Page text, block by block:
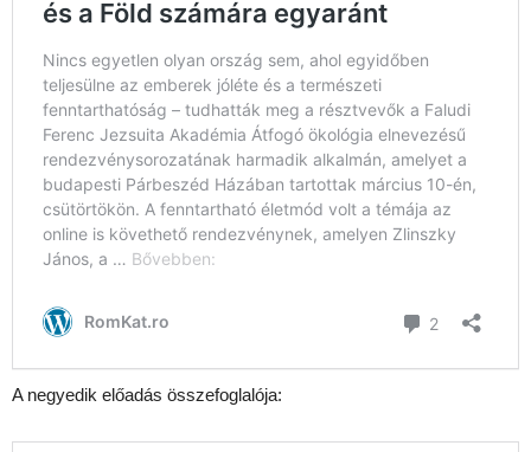
A negyedik előadás összefoglalója: